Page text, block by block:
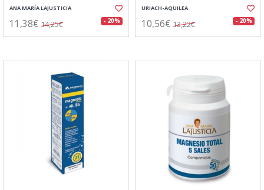
ANA MARÍA LAJUSTICIA
11,38€ 14,25€ - 20%
URIACH-AQUILEA
10,56€ 13,22€ - 20%